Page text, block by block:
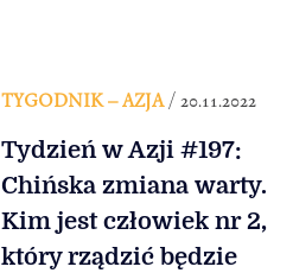
TYGODNIK – AZJA/ 20.11.2022
Tydzień w Azji #197:
Chińska zmiana warty.
Kim jest człowiek nr 2,
który rządzić będzie